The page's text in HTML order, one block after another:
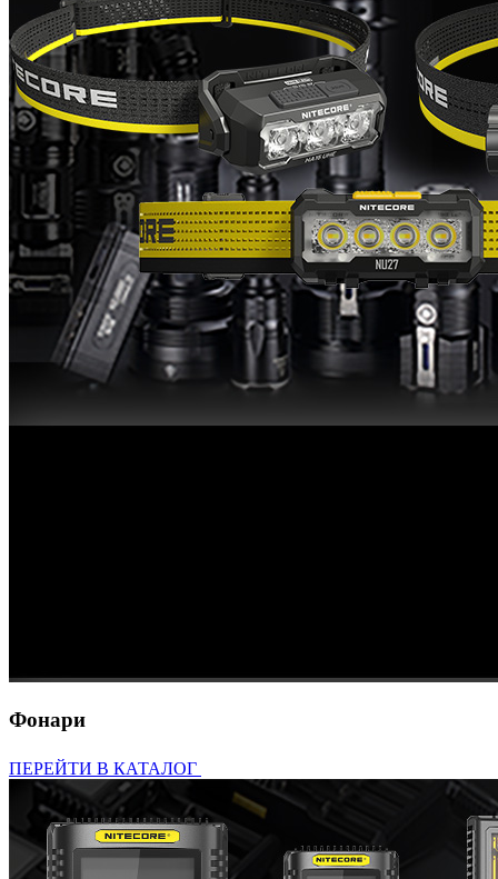
Фонари
ПЕРЕЙТИ В КАТАЛОГ